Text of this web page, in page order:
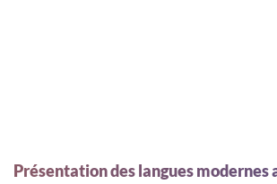
Présentation des langues modernes